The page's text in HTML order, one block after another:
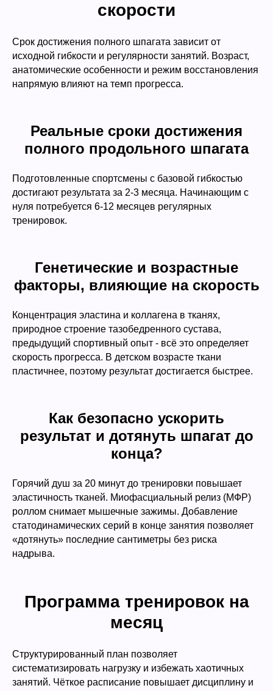
скорости
Срок достижения полного шпагата зависит от
исходной гибкости и регулярности занятий. Возраст,
анатомические особенности и режим восстановления
напрямую влияют на темп прогресса.
Реальные сроки достижения
полного продольного шпагата
Подготовленные спортсмены с базовой гибкостью
достигают результата за 2-3 месяца. Начинающим с
нуля потребуется 6-12 месяцев регулярных
тренировок.
Генетические и возрастные
факторы, влияющие на скорость
Концентрация эластина и коллагена в тканях,
природное строение тазобедренного сустава,
предыдущий спортивный опыт - всё это определяет
скорость прогресса. В детском возрасте ткани
пластичнее, поэтому результат достигается быстрее.
Как безопасно ускорить
результат и дотянуть шпагат до
конца?
Горячий душ за 20 минут до тренировки повышает
эластичность тканей. Миофасциальный релиз (МФР)
роллом снимает мышечные зажимы. Добавление
статодинамических серий в конце занятия позволяет
«дотянуть» последние сантиметры без риска
надрыва.
Программа тренировок на
месяц
Структурированный план позволяет
систематизировать нагрузку и избежать хаотичных
занятий. Чёткое расписание повышает дисциплину и